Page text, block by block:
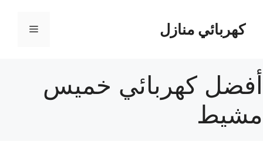
المحتوىكهربائي منازل القائمة
أفضل كهربائي خميس
مشيط